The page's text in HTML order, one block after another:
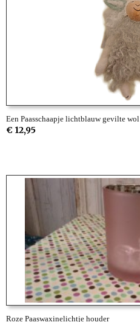
Een Paasschaapje lichtblauw gevilte wol
€ 12,95
Roze Paaswaxinelichtje houder